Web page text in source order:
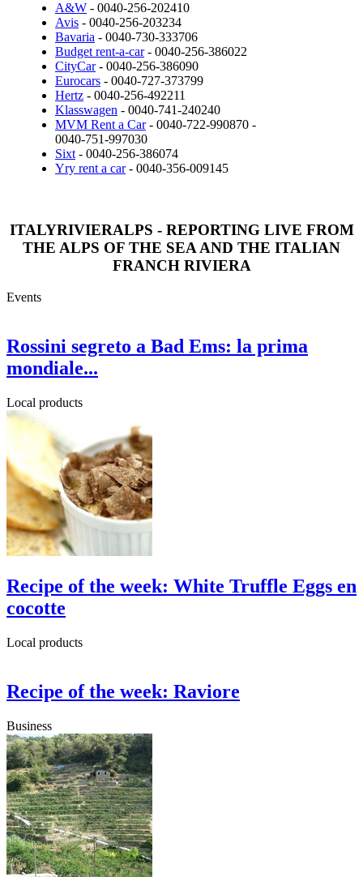
A&W - 0040-256-202410
Avis - 0040-256-203234
Bavaria - 0040-730-333706
Budget rent-a-car- 0040-256-386022
CityCar- 0040-256-386090
Eurocars - 0040-727-373799
Hertz - 0040-256-492211
Klasswagen - 0040-741-240240
MVM Rent a Car- 0040-722-990870 -
0040-751-997030
Sixt- 0040-256-386074
Yry rent a car- 0040-356-009145
ITALYRIVIERALPS - REPORTING LIVE FROM
THE ALPS OF THE SEA AND THE ITALIAN
FRANCH RIVIERA
Events
Rossini segreto a Bad Ems: la prima
mondiale...
Local products
Recipe of the week: White Truffle Eggs en
cocotte
Local products
Recipe of the week: Raviore
Business